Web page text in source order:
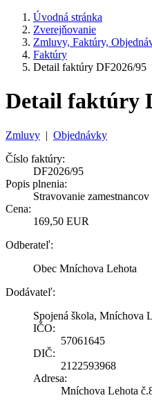
Úvodná stránka
Zverejňovanie
Zmluvy, Faktúry,
Faktúry
Detail faktúry DF2026/95
Detail faktúry
Zmluvy | Objednávky
Číslo faktúry:
DF2026/95
Popis plnenia:
Stravovanie
Cena:
169,50 EUR
Odberateľ:
Obec Mníchova Lehota
Dodávateľ:
Spojená škola, Mníchova
IČO:
57061645
DIČ:
2122593968
Adresa:
Mníchova Lehota